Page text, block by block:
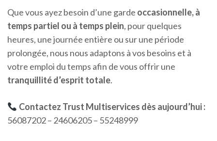
Que vous ayez besoin d’une garde occasionnelle, à
temps partiel ou à temps plein, pour quelques
heures, une journée entière ou sur une période
prolongée, nous nous adaptons à vos besoins et à
votre emploi du temps afin de vous offrir une
tranquillité d’esprit totale.
Contactez Trust Multiservices dès aujourd’hui :
56087202 – 24606205 – 55248999